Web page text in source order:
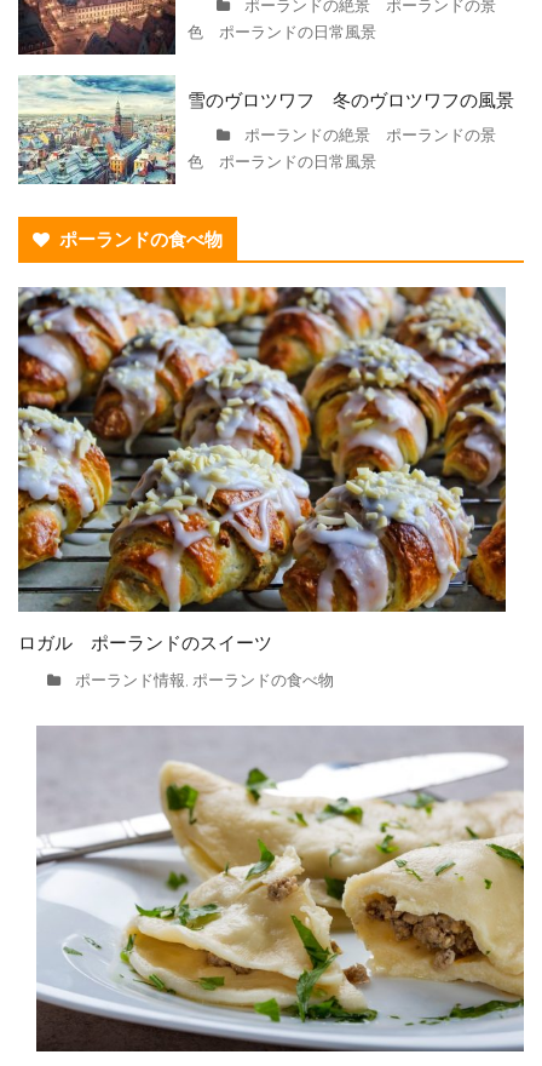
ポーランドの絶景 ポーランドの景
色 ポーランドの日常風景
雪のヴロツワフ 冬のヴロツワフの風景
ポーランドの絶景 ポーランドの景
色 ポーランドの日常風景
ポーランドの食べ物
ロガル ポーランドのスイーツ
ポーランド情報, ポーランドの食べ物